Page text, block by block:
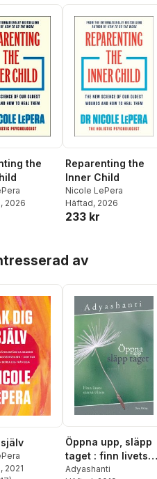
the
, 2026
Reparenting the
Inner Child
Nicole LePera
Häftad, 2026
233 kr
av
, 2021
Öppna upp, släpp
taget : finn livets
sanna väsen
Adyashanti